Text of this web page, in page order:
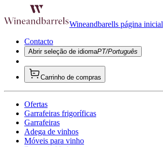
Wineandbarells página inicial
Contacto
Abrir seleção de idiomaPT/Português
Carrinho de compras
Ofertas
Garrafeiras frigoríficas
Garrafeiras
Adega de vinhos
Móveis para vinho